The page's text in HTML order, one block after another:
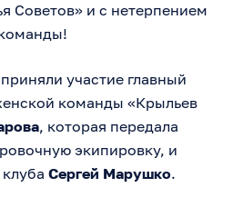
Советов» и с нетерпением
участие главный
команды «Крыльев
, которая передала
экипировку, и
Сергей Марушко.